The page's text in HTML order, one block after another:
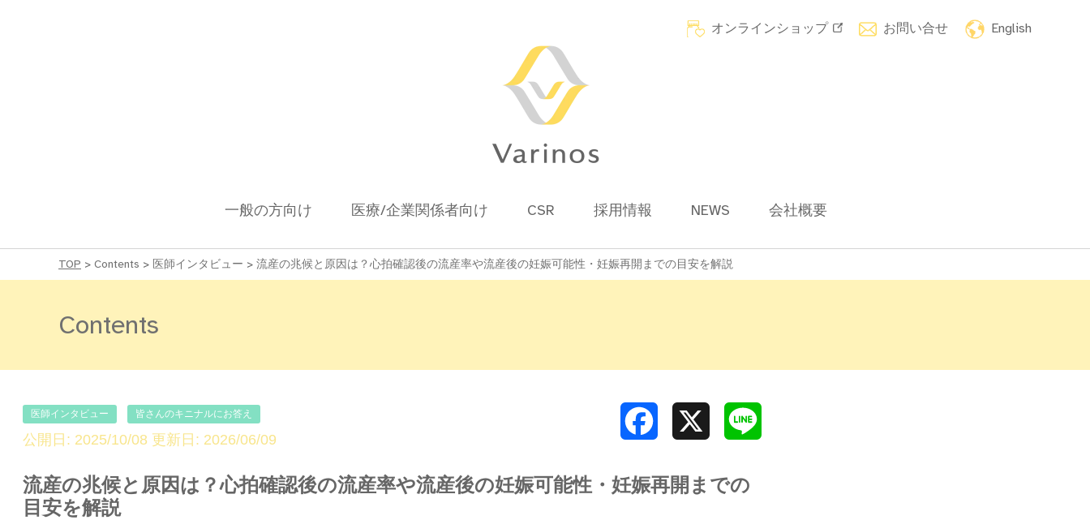
オンラインショップ お問い合せ English
一般の方向け 医療/企業関係者向け CSR 採用情報 NEWS 会社概要
TOP > Contents > 医師インタビュー > 流産の兆候と原因は？心拍確認後の流産率や流産後の妊娠可能性・妊娠再開までの目安を解説
Contents
医師インタビュー 皆さんのキニナルにお答え
公開日: 2025/10/08 更新日: 2026/06/09
Facebook
流産の兆候と原因は？心拍確認後の流産率や流産後の妊娠可能性・妊娠再開までの
目安を解説